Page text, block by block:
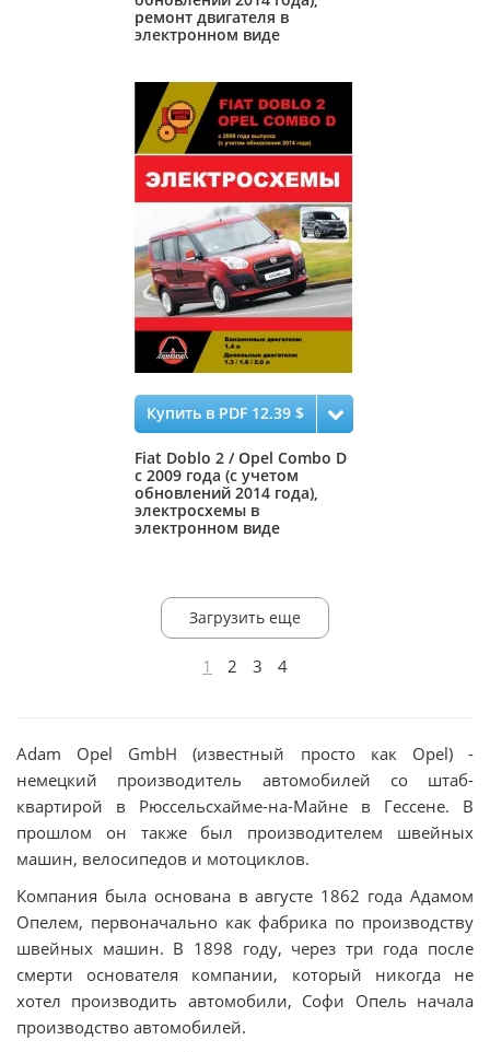
ремонт двигателя в
электронном виде
Купить в PDF 12.39 $
Fiat Doblo 2 / Opel Combo D
с 2009 года (с учетом
обновлений 2014 года),
электросхемы в
электронном виде
Загрузить еще
1 2 3 4
Adam Opel GmbH (известный просто как Opel) -
немецкий производитель автомобилей со штаб-
квартирой в Рюссельсхайме-на-Майне в Гессене. В
прошлом он также был производителем швейных
машин, велосипедов и мотоциклов.
Компания была основана в августе 1862 года Адамом
Опелем, первоначально как фабрика по производству
швейных машин. В 1898 году, через три года после
смерти основателя компании, который никогда не
хотел производить автомобили, Софи Опель начала
производство автомобилей.